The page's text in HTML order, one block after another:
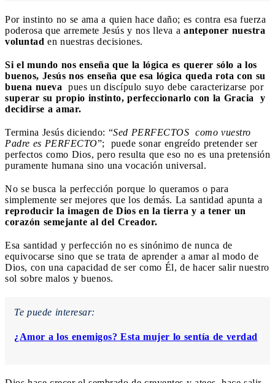
Por instinto no se ama a quien hace daño; es contra esa fuerza
poderosa que arremete Jesús y nos lleva a anteponer nuestra
voluntad en nuestras decisiones.
Si el mundo nos enseña que la lógica es querer sólo a los
buenos, Jesús nos enseña que esa lógica queda rota con su
buena nueva pues un discípulo suyo debe caracterizarse por
superar su propio instinto, perfeccionarlo con la Gracia y
decidirse a amar.
Termina Jesús diciendo: “Sed PERFECTOS como vuestro
Padre es PERFECTO”; puede sonar engreído pretender ser
perfectos como Dios, pero resulta que eso no es una pretensión
puramente humana sino una vocación universal.
No se busca la perfección porque lo queramos o para
simplemente ser mejores que los demás. La santidad apunta a
reproducir la imagen de Dios en la tierra y a tener un
corazón semejante al del Creador.
Esa santidad y perfección no es sinónimo de nunca de
equivocarse sino que se trata de aprender a amar al modo de
Dios, con una capacidad de ser como Él, de hacer salir nuestro
sol sobre malos y buenos.
Te puede interesar:
¿Amor a los enemigos? Esta mujer lo sentía de verdad